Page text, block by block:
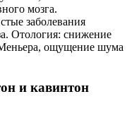
мозга.
заболевания
Отология: снижение
ощущение шума
и кавинтон